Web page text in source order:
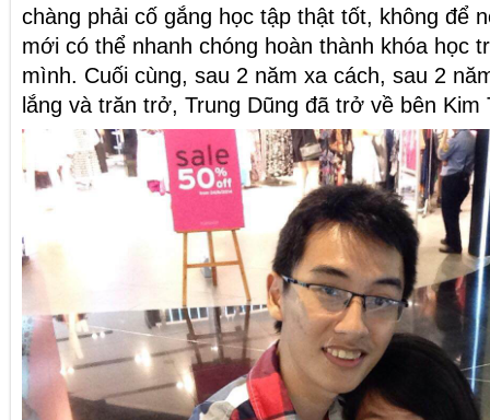
chàng phải cố gắng học tập thật tốt, không để
mới có thể nhanh chóng hoàn thành khóa học
mình. Cuối cùng, sau 2 năm xa cách, sau 2
lắng và trăn trở, Trung Dũng đã trở về bên Kim